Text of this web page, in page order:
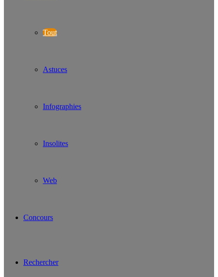
Tout
Astuces
Infographies
Insolites
Web
Concours
Rechercher